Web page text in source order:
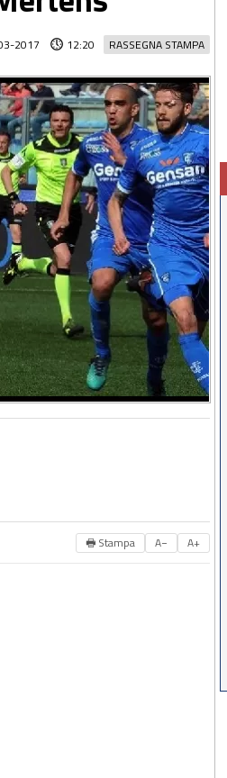
RASSEGNA STAMPA
2017 12:20
🖶 Stampa A− A+